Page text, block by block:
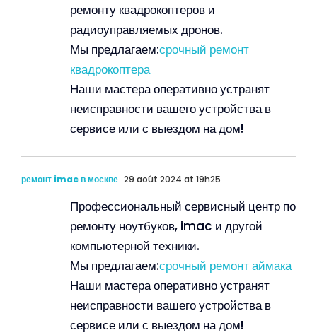
ремонту квадрокоптеров и
радиоуправляемых дронов.
Мы предлагаем:срочный ремонт
квадрокоптера
Наши мастера оперативно устранят
неисправности вашего устройства в
сервисе или с выездом на дом!
ремонт imac в москве 29 août 2024 at 19h25
Профессиональный сервисный центр по
ремонту ноутбуков, imac и другой
компьютерной техники.
Мы предлагаем:срочный ремонт аймака
Наши мастера оперативно устранят
неисправности вашего устройства в
сервисе или с выездом на дом!